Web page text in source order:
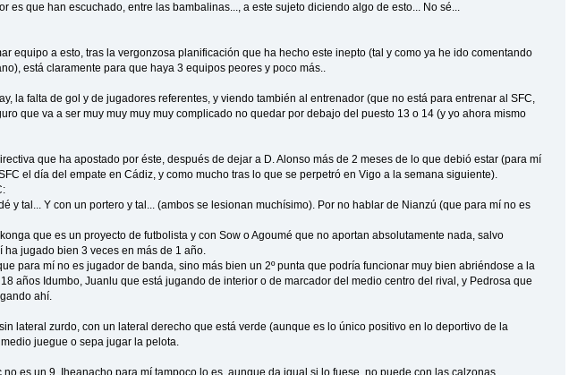
es que han escuchado, entre las bambalinas..., a este sujeto diciendo algo de esto... No sé...
equipo a esto, tras la vergonzosa planificación que ha hecho este inepto (tal y como ya he ido comentando
está claramente para que haya 3 equipos peores y poco más..
la falta de gol y de jugadores referentes, y viendo también al entrenador (que no está para entrenar al SFC,
que va a ser muy muy muy muy complicado no quedar por debajo del puesto 13 o 14 (y yo ahora mismo
que ha apostado por éste, después de dejar a D. Alonso más de 2 meses de lo que debió estar (para mí
el día del empate en Cádiz, y como mucho tras lo que se perpetró en Vigo a la semana siguiente).
y tal... Y con un portero y tal... (ambos se lesionan muchísimo). Por no hablar de Nianzú (que para mí no es
que es un proyecto de futbolista y con Sow o Agoumé que no aportan absolutamente nada, salvo
jugado bien 3 veces en más de 1 año.
para mí no es jugador de banda, sino más bien un 2º punta que podría funcionar muy bien abriéndose a la
años Idumbo, Juanlu que está jugando de interior o de marcador del medio centro del rival, y Pedrosa que
ahí.
lateral zurdo, con un lateral derecho que está verde (aunque es lo único positivo en lo deportivo de la
juegue o sepa jugar la pelota.